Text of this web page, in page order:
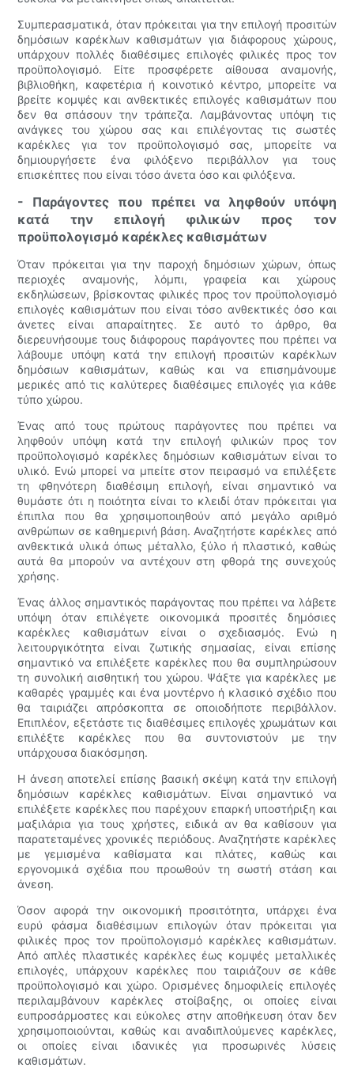
Συμπερασματικά, όταν πρόκειται για την επιλογή προσιτών
δημόσιων καρέκλων καθισμάτων για διάφορους χώρους,
υπάρχουν πολλές διαθέσιμες επιλογές φιλικές προς τον
προϋπολογισμό. Είτε προσφέρετε αίθουσα αναμονής,
βιβλιοθήκη, καφετέρια ή κοινοτικό κέντρο, μπορείτε να
βρείτε κομψές και ανθεκτικές επιλογές καθισμάτων που
δεν θα σπάσουν την τράπεζα. Λαμβάνοντας υπόψη τις
ανάγκες του χώρου σας και επιλέγοντας τις σωστές
καρέκλες για τον προϋπολογισμό σας, μπορείτε να
δημιουργήσετε ένα φιλόξενο περιβάλλον για τους
επισκέπτες που είναι τόσο άνετα όσο και φιλόξενα.
- Παράγοντες που πρέπει να ληφθούν υπόψη
κατά την επιλογή φιλικών προς τον
προϋπολογισμό καρέκλες καθισμάτων
Όταν πρόκειται για την παροχή δημόσιων χώρων, όπως
περιοχές αναμονής, λόμπι, γραφεία και χώρους
εκδηλώσεων, βρίσκοντας φιλικές προς τον προϋπολογισμό
επιλογές καθισμάτων που είναι τόσο ανθεκτικές όσο και
άνετες είναι απαραίτητες. Σε αυτό το άρθρο, θα
διερευνήσουμε τους διάφορους παράγοντες που πρέπει να
λάβουμε υπόψη κατά την επιλογή προσιτών καρέκλων
δημόσιων καθισμάτων, καθώς και να επισημάνουμε
μερικές από τις καλύτερες διαθέσιμες επιλογές για κάθε
τύπο χώρου.
Ένας από τους πρώτους παράγοντες που πρέπει να
ληφθούν υπόψη κατά την επιλογή φιλικών προς τον
προϋπολογισμό καρέκλες δημόσιων καθισμάτων είναι το
υλικό. Ενώ μπορεί να μπείτε στον πειρασμό να επιλέξετε
τη φθηνότερη διαθέσιμη επιλογή, είναι σημαντικό να
θυμάστε ότι η ποιότητα είναι το κλειδί όταν πρόκειται για
έπιπλα που θα χρησιμοποιηθούν από μεγάλο αριθμό
ανθρώπων σε καθημερινή βάση. Αναζητήστε καρέκλες από
ανθεκτικά υλικά όπως μέταλλο, ξύλο ή πλαστικό, καθώς
αυτά θα μπορούν να αντέχουν στη φθορά της συνεχούς
χρήσης.
Ένας άλλος σημαντικός παράγοντας που πρέπει να λάβετε
υπόψη όταν επιλέγετε οικονομικά προσιτές δημόσιες
καρέκλες καθισμάτων είναι ο σχεδιασμός. Ενώ η
λειτουργικότητα είναι ζωτικής σημασίας, είναι επίσης
σημαντικό να επιλέξετε καρέκλες που θα συμπληρώσουν
τη συνολική αισθητική του χώρου. Ψάξτε για καρέκλες με
καθαρές γραμμές και ένα μοντέρνο ή κλασικό σχέδιο που
θα ταιριάζει απρόσκοπτα σε οποιοδήποτε περιβάλλον.
Επιπλέον, εξετάστε τις διαθέσιμες επιλογές χρωμάτων και
επιλέξτε καρέκλες που θα συντονιστούν με την
υπάρχουσα διακόσμηση.
Η άνεση αποτελεί επίσης βασική σκέψη κατά την επιλογή
δημόσιων καρέκλες καθισμάτων. Είναι σημαντικό να
επιλέξετε καρέκλες που παρέχουν επαρκή υποστήριξη και
μαξιλάρια για τους χρήστες, ειδικά αν θα καθίσουν για
παρατεταμένες χρονικές περιόδους. Αναζητήστε καρέκλες
με γεμισμένα καθίσματα και πλάτες, καθώς και
εργονομικά σχέδια που προωθούν τη σωστή στάση και
άνεση.
Όσον αφορά την οικονομική προσιτότητα, υπάρχει ένα
ευρύ φάσμα διαθέσιμων επιλογών όταν πρόκειται για
φιλικές προς τον προϋπολογισμό καρέκλες καθισμάτων.
Από απλές πλαστικές καρέκλες έως κομψές μεταλλικές
επιλογές, υπάρχουν καρέκλες που ταιριάζουν σε κάθε
προϋπολογισμό και χώρο. Ορισμένες δημοφιλείς επιλογές
περιλαμβάνουν καρέκλες στοίβαξης, οι οποίες είναι
ευπροσάρμοστες και εύκολες στην αποθήκευση όταν δεν
χρησιμοποιούνται, καθώς και αναδιπλούμενες καρέκλες,
οι οποίες είναι ιδανικές για προσωρινές λύσεις
καθισμάτων.